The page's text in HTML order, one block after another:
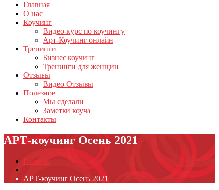
Главная
О нас
Коучинг
Видео-курс по коучингу
Арт-Коучинг онлайн
Тренинги
Бизнес коучинг
Тренинги для женщин
Отзывы
Видео-Отзывы
Полезное
Мы сделали
Заметки коуча
Контакты
АРТ-коучинг Осень 2021
Главная
АРТ-коучинг Осень 2021